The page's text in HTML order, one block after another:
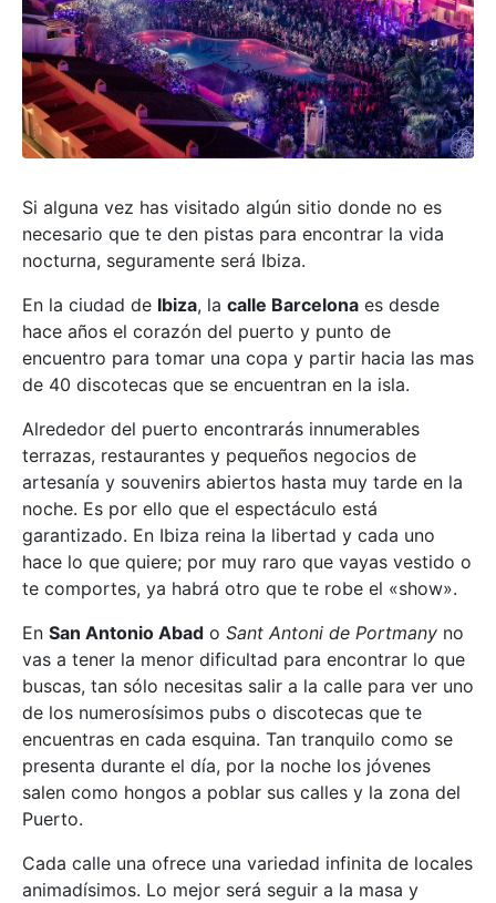
Si alguna vez has visitado algún sitio donde no es
necesario que te den pistas para encontrar la vida
nocturna, seguramente será Ibiza.
En la ciudad de Ibiza, la calle Barcelona es desde
hace años el corazón del puerto y punto de
encuentro para tomar una copa y partir hacia las mas
de 40 discotecas que se encuentran en la isla.
Alrededor del puerto encontrarás innumerables
terrazas, restaurantes y pequeños negocios de
artesanía y souvenirs abiertos hasta muy tarde en la
noche. Es por ello que el espectáculo está
garantizado. En Ibiza reina la libertad y cada uno
hace lo que quiere; por muy raro que vayas vestido o
te comportes, ya habrá otro que te robe el «show».
En San Antonio Abad o Sant Antoni de Portmany no
vas a tener la menor dificultad para encontrar lo que
buscas, tan sólo necesitas salir a la calle para ver uno
de los numerosísimos pubs o discotecas que te
encuentras en cada esquina. Tan tranquilo como se
presenta durante el día, por la noche los jóvenes
salen como hongos a poblar sus calles y la zona del
Puerto.
Cada calle una ofrece una variedad infinita de locales
animadísimos. Lo mejor será seguir a la masa y